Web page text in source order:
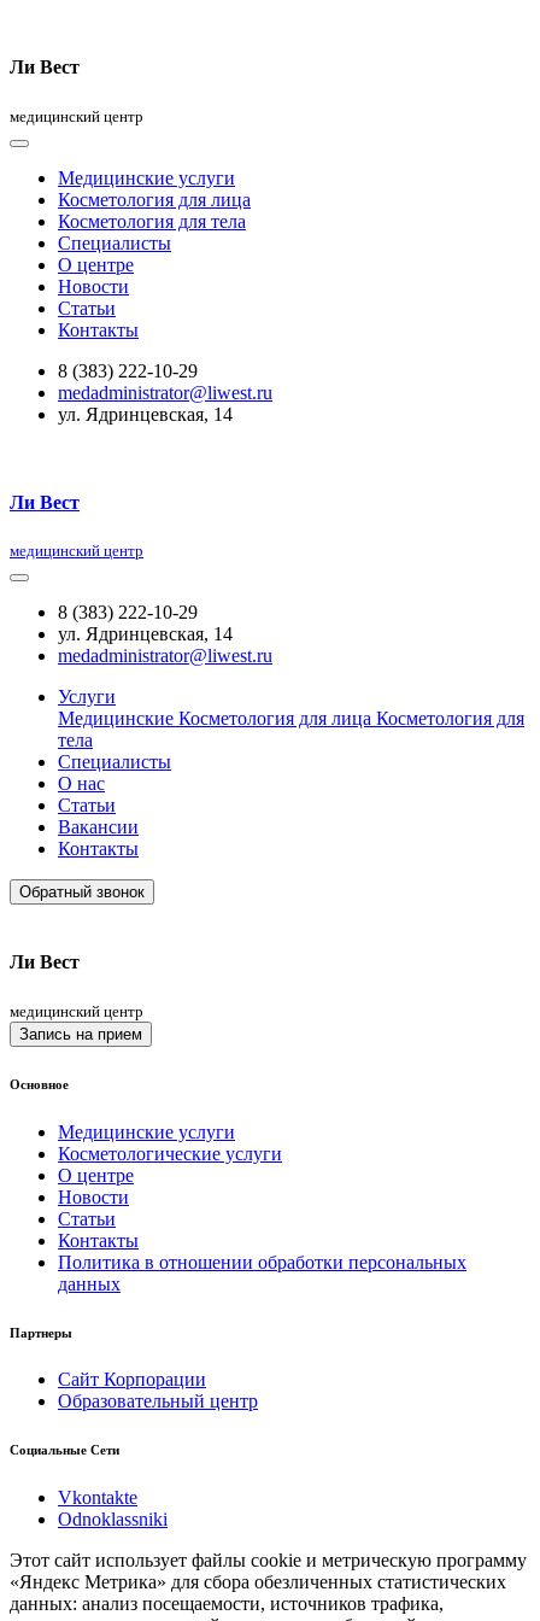
Ли Вест
медицинский центр
Медицинские услуги
Косметология для лица
Косметология для тела
Специалисты
О центре
Новости
Статьи
Контакты
8 (383) 222-10-29
medadministrator@liwest.ru
ул. Ядринцевская, 14
Ли Вест
медицинский центр
8 (383) 222-10-29
ул. Ядринцевская, 14
medadministrator@liwest.ru
Услуги
Медицинские Косметология для лица Косметология для
тела
Специалисты
О нас
Статьи
Вакансии
Контакты
Обратный звонок
Ли Вест
медицинский центр
Запись на прием
Основное
Медицинские услуги
Косметологические услуги
О центре
Новости
Статьи
Контакты
Политика в отношении обработки персональных
данных
Партнеры
Сайт Корпорации
Образовательный центр
Социальные Сети
Vkontakte
Odnoklassniki
Этот сайт использует файлы cookie и метрическую программу
«Яндекс Метрика» для сбора обезличенных статистических
данных: анализ посещаемости, источников трафика,